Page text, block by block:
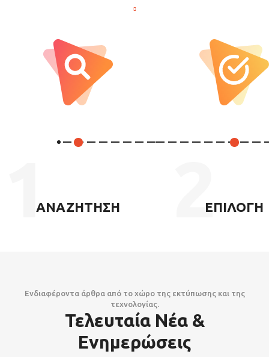
1
ΑΝΑΖΗΤΗΣΗ 2
ΕΠΙΛΟΓΗ
Ενδιαφέροντα άρθρα από το χώρο της εκτύπωσης και της
τεχνολογίας.
Τελευταία Νέα &
Ενημερώσεις